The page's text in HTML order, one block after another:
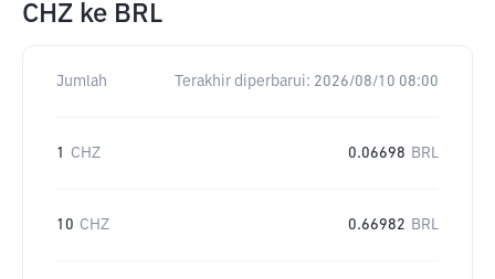
CHZ ke BRL
Jumlah Terakhir diperbarui: 2026/08/10 08:00
1 CHZ 0.06698 BRL
10 CHZ 0.66982 BRL